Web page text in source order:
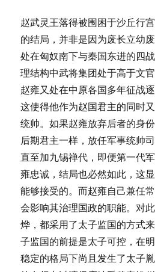
赵武灵王落得被围困于沙丘行
的结局，并非是因为废长立幼
处在匈奴南下与秦国东进的四
理结构中武将集团处于高于文
赵雍又处在中原各国多年征战
这使得他作为赵国君主的同时
统帅。如果赵雍放弃后者的身
后期君主一样，放任军事统帅
直至加九锡禅代，即便第一代
雍忠诚，结局也必然如此，这
能够接受的。而赵雍自己兼任
会影响其治理国政的职能。对
烨，都采用了太子监国的方式
子监国的前提是太子可控，在
稳定的格局下尚且发生了太子